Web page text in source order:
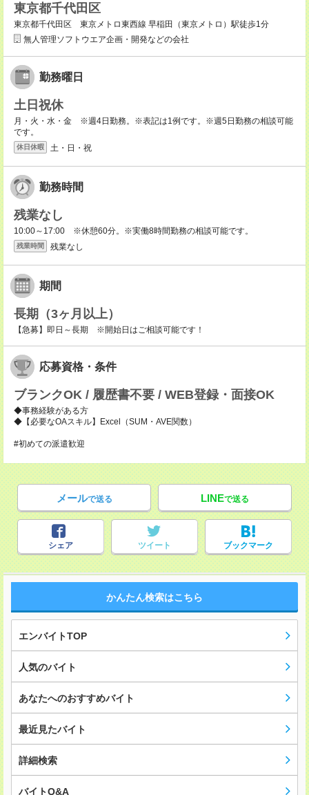
東京都千代田区
東京都千代田区 東京メトロ東西線 早稲田（東京メトロ）駅徒歩1分
無人管理ソフトウエア企画・開発などの会社
勤務曜日
土日祝休
月・火・水・金 ※週4日勤務。※表記は1例です。※週5日勤務の相談可能
です。
休日休暇 土・日・祝
勤務時間
残業なし
10:00～17:00 ※休憩60分。※実働8時間勤務の相談可能です。
残業時間 残業なし
期間
長期（3ヶ月以上）
【急募】即日～長期 ※開始日はご相談可能です！
応募資格・条件
ブランクOK / 履歴書不要 / WEB登録・面接OK
◆事務経験がある方
◆【必要なOAスキル】Excel（SUM・AVE関数）
#初めての派遣歓迎
メールで送る LINEで送る
シェア ツイート ブックマーク
かんたん検索はこちら
エンバイトTOP
人気のバイト
あなたへのおすすめバイト
最近見たバイト
詳細検索
バイトQ&A